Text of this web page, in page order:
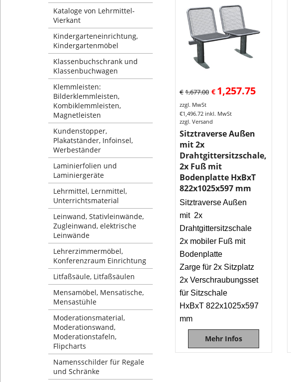
Kataloge von Lehrmittel-
Vierkant
Kindergarteneinrichtung,
Kindergartenmöbel
Klassenbuchschrank und
Klassenbuchwagen
Klemmleisten:
Bilderklemmleisten,
Kombiklemmleisten,
Magnetleisten
Kundenstopper,
Plakatständer, Infoinsel,
Werbeständer
Laminierfolien und
Laminiergeräte
Lehrmittel, Lernmittel,
Unterrichtsmaterial
Leinwand, Stativleinwände,
Zugleinwand, elektrische
Leinwände
Lehrerzimmermöbel,
Konferenzraum Einrichtung
Litfaßsäule, Litfaßsäulen
Mensamöbel, Mensatische,
Mensastühle
Moderationsmaterial,
Moderationswand,
Moderationstafeln,
Flipcharts
Namensschilder für Regale
und Schränke
€1,677.00 € 1,257.75
zzgl. MwSt
€1,496.72 inkl. MwSt
zzgl. Versand
Sitztraverse Außen
mit 2x
Drahtgittersitzschale,
2x Fuß mit
Bodenplatte HxBxT
822x1025x597 mm
Sitztraverse Außen
mit 2x
Drahtgittersitzschale
2x mobiler Fuß mit
Bodenplatte
Zarge für 2x Sitzplatz
2x Verschraubungsset
für Sitzschale
HxBxT 822x1025x597
mm
Mehr Infos